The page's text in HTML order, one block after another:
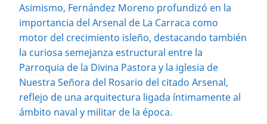
Asimismo, Fernández Moreno profundizó en la
importancia del Arsenal de La Carraca como
motor del crecimiento isleño, destacando también
la curiosa semejanza estructural entre la
Parroquia de la Divina Pastora y la iglesia de
Nuestra Señora del Rosario del citado Arsenal,
reflejo de una arquitectura ligada íntimamente al
ámbito naval y militar de la época.